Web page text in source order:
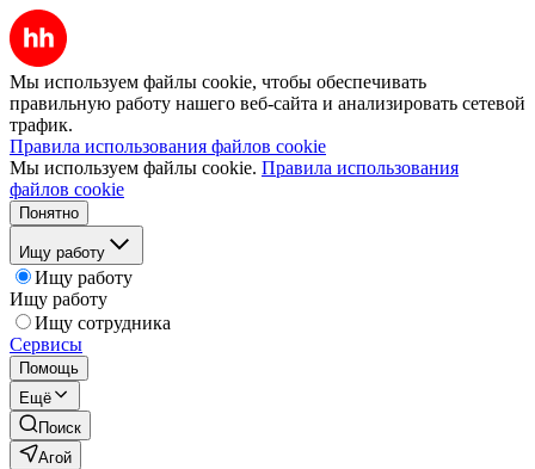
Мы используем файлы cookie, чтобы обеспечивать
правильную работу нашего веб-сайта и анализировать сетевой
трафик.
Правила использования файлов cookie
Мы используем файлы cookie. Правила использования
файлов cookie
Понятно
Ищу работу
Ищу работу
Ищу работу
Ищу сотрудника
Сервисы
Помощь
Ещё
Поиск
Агой